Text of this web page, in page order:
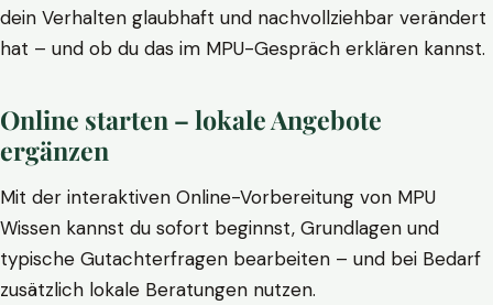
dein Verhalten glaubhaft und nachvollziehbar verändert
hat – und ob du das im MPU-Gespräch erklären kannst.
Online starten – lokale Angebote
ergänzen
Mit der interaktiven Online-Vorbereitung von MPU
Wissen kannst du sofort beginnst, Grundlagen und
typische Gutachterfragen bearbeiten – und bei Bedarf
zusätzlich lokale Beratungen nutzen.